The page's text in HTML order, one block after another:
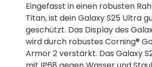
Eingefasst in einen robusten
Titan, ist dein Galaxy S25 Ultra
geschützt. Das Display des
wird durch robustes Corning®
Armor 2 verstärkt. Das Galaxy